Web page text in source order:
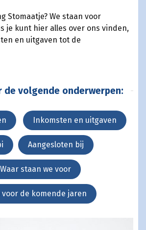
Stomaatje? We staan voor
je kunt hier alles over ons vinden,
en uitgaven tot de
de volgende onderwerpen:
Inkomsten en uitgaven
Aangesloten bij
Waar staan we voor
voor de komende jaren